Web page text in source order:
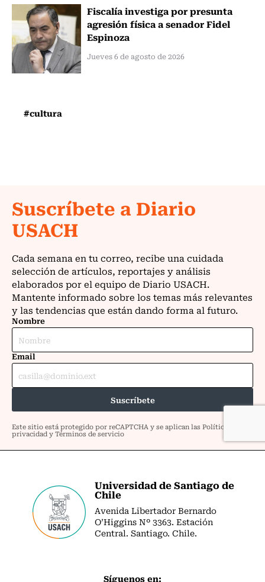
Fiscalía investiga por presunta
agresión física a senador Fidel
Espinoza
Jueves 6 de agosto de 2026
#cultura
Universidad de Santiago de
Chile
Avenida Libertador Bernardo
O’Higgins Nº 3363. Estación
Central. Santiago. Chile.
Síguenos en: